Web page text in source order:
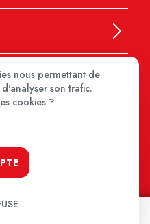
nous permettant de
son trafic.
cookies ?